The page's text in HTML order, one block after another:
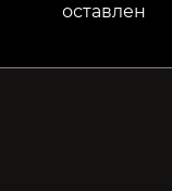
оставлен